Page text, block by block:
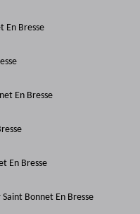
En Bresse
En Bresse
En Bresse
Bonnet En Bresse